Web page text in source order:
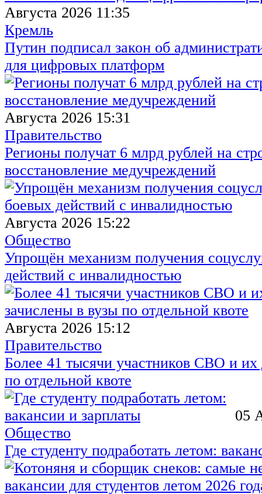
Августа 2026 11:35
Кремль
Путин подписал закон об
для цифровых платформ
Августа 2026 15:31
Правительство
Регионы получат 6 млрд рублей на
восстановление медучреждений
Августа 2026 15:22
Общество
Упрощён механизм получения
действий с инвалидностью
Августа 2026 15:12
Правительство
Более 41 тысячи участников СВО и их
по отдельной квоте
05
Общество
Где студенту подработать летом: